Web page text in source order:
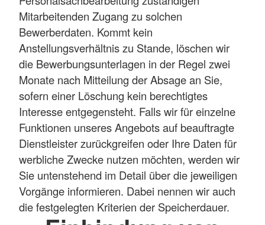
Mitarbeitenden Zugang zu solchen
Bewerberdaten. Kommt kein
Anstellungsverhältnis zu Stande, löschen wir
die Bewerbungsunterlagen in der Regel zwei
Monate nach Mitteilung der Absage an Sie,
sofern einer Löschung kein berechtigtes
Interesse entgegensteht. Falls wir für einzelne
Funktionen unseres Angebots auf beauftragte
Dienstleister zurückgreifen oder Ihre Daten für
werbliche Zwecke nutzen möchten, werden wir
Sie untenstehend im Detail über die jeweiligen
Vorgänge informieren. Dabei nennen wir auch
die festgelegten Kriterien der Speicherdauer.